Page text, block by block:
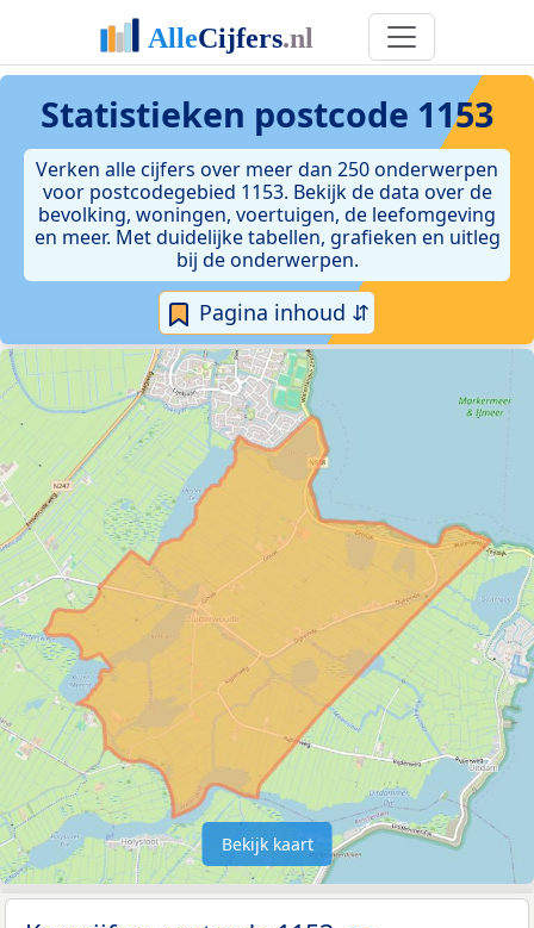
Statistieken postcode 1153
Verken alle cijfers over meer dan 250 onderwerpen
voor postcodegebied 1153. Bekijk de data over de
bevolking, woningen, voertuigen, de leefomgeving
en meer. Met duidelijke tabellen, grafieken en uitleg
bij de onderwerpen.
Pagina inhoud ⇵
Bekijk kaart